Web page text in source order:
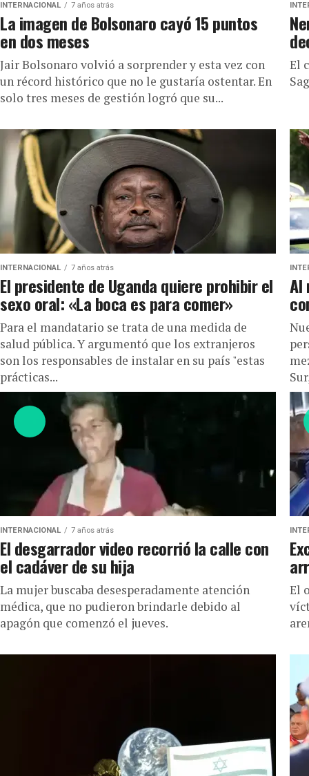
INTERNACIONAL 7 años atrás
La imagen de Bolsonaro cayó 15 puntos
en dos meses
Jair Bolsonaro volvió a sorprender y esta vez con
un récord histórico que no le gustaría ostentar. En
solo tres meses de gestión logró que su...
El
INTERNACIONAL 7 años atrás
El presidente de Uganda quiere prohibir el
sexo oral: «La boca es para comer»
Para el mandatario se trata de una medida de
salud pública. Y argumentó que los extranjeros
son los responsables de instalar en su país "estas
prácticas...
Al
INTERNACIONAL 7 años atrás
El desgarrador video recorrió la calle con
el cadáver de su hija
La mujer buscaba desesperadamente atención
médica, que no pudieron brindarle debido al
apagón que comenzó el jueves.
El